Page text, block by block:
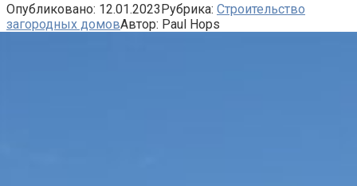
Опубликовано: 12.01.2023Рубрика: Строительство
загородных домовАвтор: Paul Hops